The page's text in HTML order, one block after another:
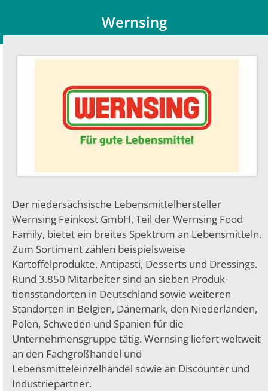
Wernsing
Du bist hier:
Der niedersächsische Lebensmittel­hersteller
Wernsing Feinkost GmbH, Teil der Wernsing Food
Family, bietet ein breites Spektrum an Lebensmit­teln.
Zum Sortiment zählen beispiels­weise
Kartoffelprodukte, Antipasti, Desserts und Dressings.
Rund 3.850 Mitarbeiter sind an sieben Produk­
tionsstandorten in Deutschland sowie weiteren
Standorten in Belgien, Dänemark, den Niederlanden,
Polen, Schweden und Spanien für die
Unternehmensgruppe tätig. Wernsing liefert weltweit
an den Fachgroßhan­del und
Lebensmitteleinzelhandel sowie an Discounter und
Industriepartner.